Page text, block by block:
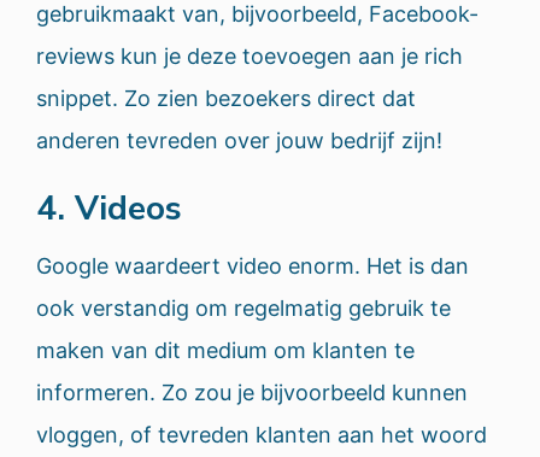
gebruikmaakt van, bijvoorbeeld, Facebook-
reviews kun je deze toevoegen aan je rich
snippet. Zo zien bezoekers direct dat
anderen tevreden over jouw bedrijf zijn!
4. Videos
Google waardeert video enorm. Het is dan
ook verstandig om regelmatig gebruik te
maken van dit medium om klanten te
informeren. Zo zou je bijvoorbeeld kunnen
vloggen, of tevreden klanten aan het woord